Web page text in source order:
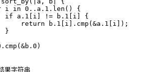
i in 0 .. a . 1. len ()
{
if
a . 1 [ i ] != b . 1 [ i ]
{
return
b . 1 [ i ]. cmp (&a . 1 [ i ]);
}
cmp (&b . 0 )